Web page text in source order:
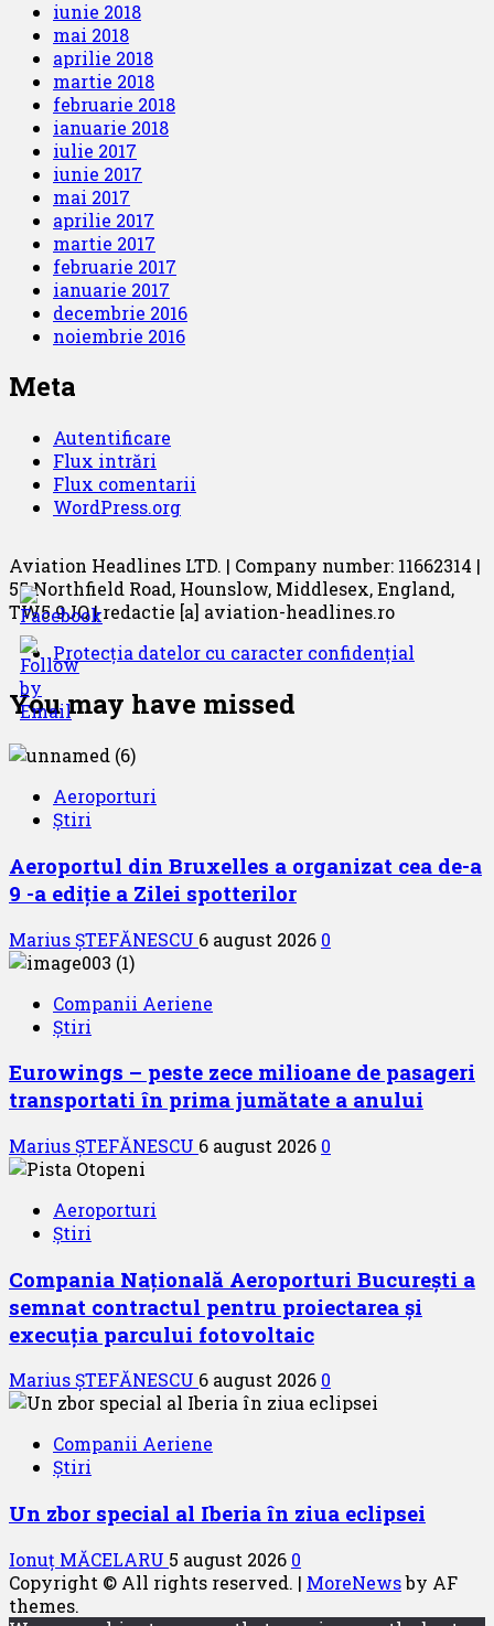
iunie 2018
mai 2018
aprilie 2018
martie 2018
februarie 2018
ianuarie 2018
iulie 2017
iunie 2017
mai 2017
aprilie 2017
martie 2017
februarie 2017
ianuarie 2017
decembrie 2016
noiembrie 2016
Meta
Autentificare
Flux intrări
Flux comentarii
WordPress.org
Aviation Headlines LTD. | Company number: 11662314 |
55 Northfield Road, Hounslow, Middlesex, England,
TW5 9JQ | redactie [a] aviation-headlines.ro
Protecția datelor cu caracter confidențial
You may have missed
Aeroporturi
Știri
Aeroportul din Bruxelles a organizat cea de-a
9 -a ediție a Zilei spotterilor
Marius ȘTEFĂNESCU 6 august 2026 0
Companii Aeriene
Știri
Eurowings – peste zece milioane de pasageri
transportati în prima jumătate a anului
Marius ȘTEFĂNESCU 6 august 2026 0
Aeroporturi
Știri
Compania Națională Aeroporturi București a
semnat contractul pentru proiectarea și
execuția parcului fotovoltaic
Marius ȘTEFĂNESCU 6 august 2026 0
Companii Aeriene
Știri
Un zbor special al Iberia în ziua eclipsei
Ionuț MĂCELARU 5 august 2026 0
Copyright © All rights reserved. | MoreNewsby AF
themes.